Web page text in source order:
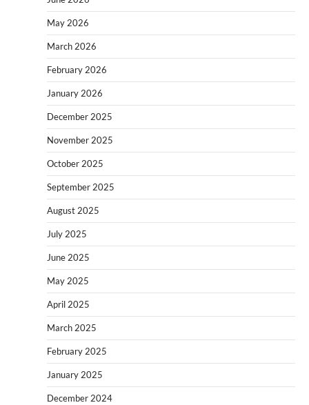
May 2026
March 2026
February 2026
January 2026
December 2025
November 2025
October 2025
September 2025
August 2025
July 2025
June 2025
May 2025
April 2025
March 2025
February 2025
January 2025
December 2024